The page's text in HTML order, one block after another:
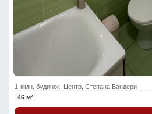
1-кімн. будинок, Центр, Степана Бандери
46 м²